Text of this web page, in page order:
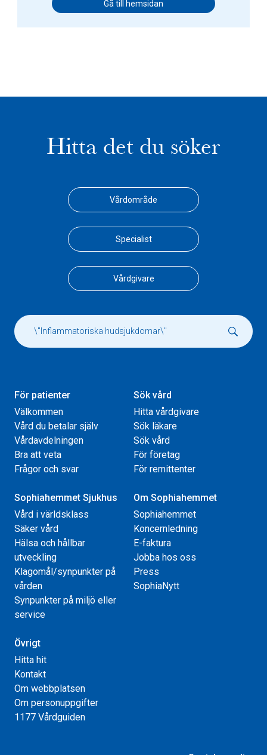
Gå till hemsidan
Hitta det du söker
Vårdområde
Specialist
Vårdgivare
För patienter
Välkommen
Vård du betalar själv
Vårdavdelningen
Bra att veta
Frågor och svar
Sök vård
Hitta vårdgivare
Sök läkare
Sök vård
För företag
För remittenter
Sophiahemmet Sjukhus
Vård i världsklass
Säker vård
Hälsa och hållbar
utveckling
Klagomål/synpunkter på
vården
Synpunkter på miljö eller
service
Om Sophiahemmet
Sophiahemmet
Koncernledning
E-faktura
Jobba hos oss
Press
SophiaNytt
Övrigt
Hitta hit
Kontakt
Om webbplatsen
Om personuppgifter
1177 Vårdguiden